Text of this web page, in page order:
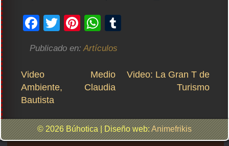
Facebook
TwitterPinterest
WhatsApp
Publicado en:Artículos
Navegación
de
entradas
Video Medio
Ambiente, Claudia
Bautista
Video: La Gran T de
Turismo
© 2026 Búhotica|Diseño web:Animefrikis